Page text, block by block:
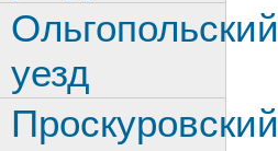
Ольгопольский
уезд
Проскуровский